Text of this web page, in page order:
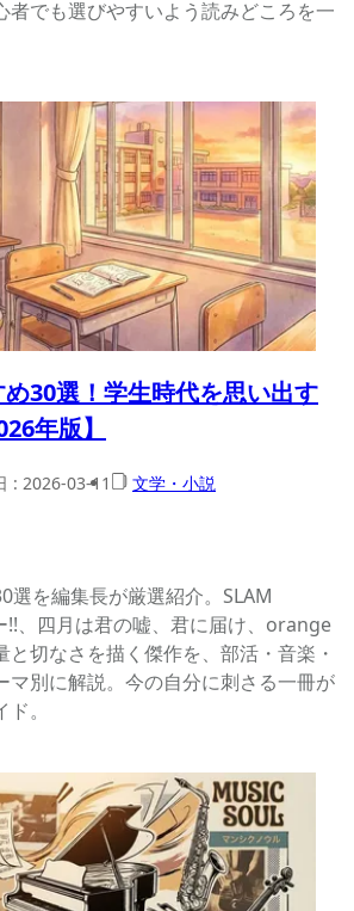
者でも選びやすいよう読みどころを一
30選！学生時代を思い出す
年版】
: 2026-03-11 文学・小説
選を編集長が厳選紹介。SLAM
!!、四月は君の嘘、君に届け、orange
と切なさを描く傑作を、部活・音楽・
マ別に解説。今の自分に刺さる一冊が
。